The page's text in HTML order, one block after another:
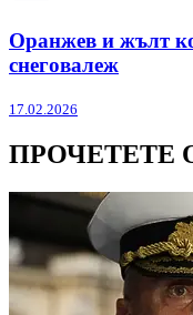
Оранжев и жълт
снеговалеж
17.02.2026
ПРОЧЕТЕТЕ